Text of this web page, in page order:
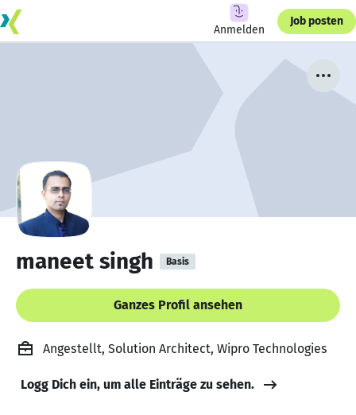
Anmelden
Job posten
maneet singh Basis
Ganzes Profil ansehen
Angestellt, Solution Architect, Wipro Technologies
Logg Dich ein, um alle Einträge zu sehen.